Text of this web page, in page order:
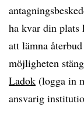
ha kvar din plats
att lämna
möjligheten
Ladok (logga in
ansvarig